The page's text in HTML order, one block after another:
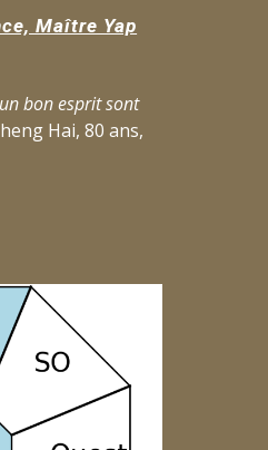
Maître Yap
bon esprit sont
Hai, 80 ans,